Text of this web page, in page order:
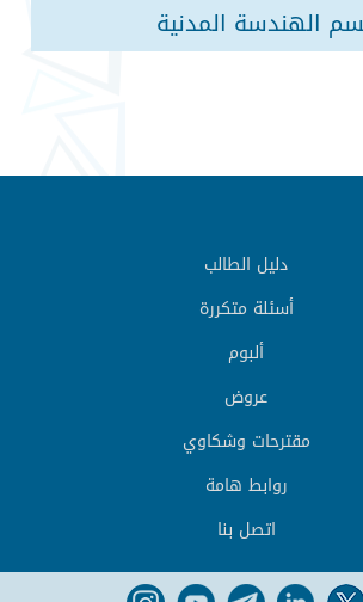
الهندسة المدنية
دليل الطالب
أسئلة متكررة
ألبوم
عروض
مقترحات وشكاوي
روابط هامة
اتصل بنا